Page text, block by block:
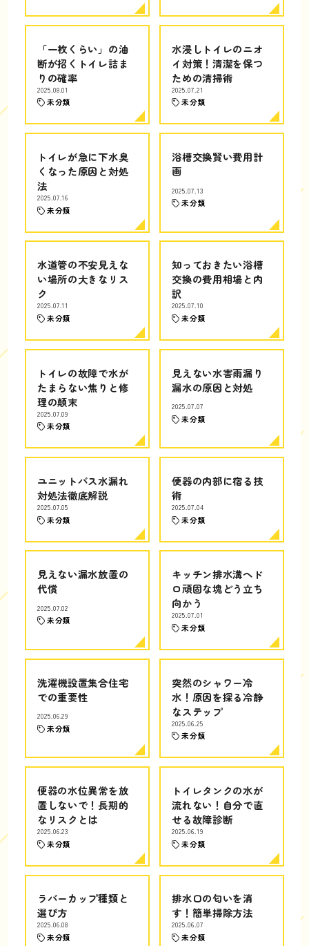
「一枚くらい」の油
断が招くトイレ詰ま
りの確率
2025.08.01
未分類
水浸しトイレのニオ
イ対策！清潔を保つ
ための清掃術
2025.07.21
未分類
トイレが急に下水臭
くなった原因と対処
法
2025.07.16
未分類
浴槽交換賢い費用計
画
2025.07.13
未分類
水道管の不安見えな
い場所の大きなリス
ク
2025.07.11
未分類
知っておきたい浴槽
交換の費用相場と内
訳
2025.07.10
未分類
トイレの故障で水が
たまらない焦りと修
理の顛末
2025.07.09
未分類
見えない水害雨漏り
漏水の原因と対処
2025.07.07
未分類
ユニットバス水漏れ
対処法徹底解説
2025.07.05
未分類
便器の内部に宿る技
術
2025.07.04
未分類
見えない漏水放置の
代償
2025.07.02
未分類
キッチン排水溝ヘド
ロ頑固な塊どう立ち
向かう
2025.07.01
未分類
洗濯機設置集合住宅
での重要性
2025.06.29
未分類
突然のシャワー冷
水！原因を探る冷静
なステップ
2025.06.25
未分類
便器の水位異常を放
置しないで！長期的
なリスクとは
2025.06.23
未分類
トイレタンクの水が
流れない！自分で直
せる故障診断
2025.06.19
未分類
ラバーカップ種類と
選び方
2025.06.08
未分類
排水口の匂いを消
す！簡単掃除方法
2025.06.07
未分類